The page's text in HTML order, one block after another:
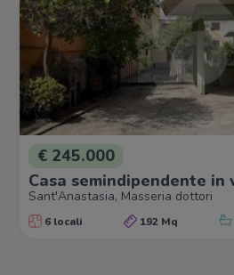
€ 245.000
Casa semindipendente in
Sant'Anastasia, Masseria dottori
6 locali 192 Mq